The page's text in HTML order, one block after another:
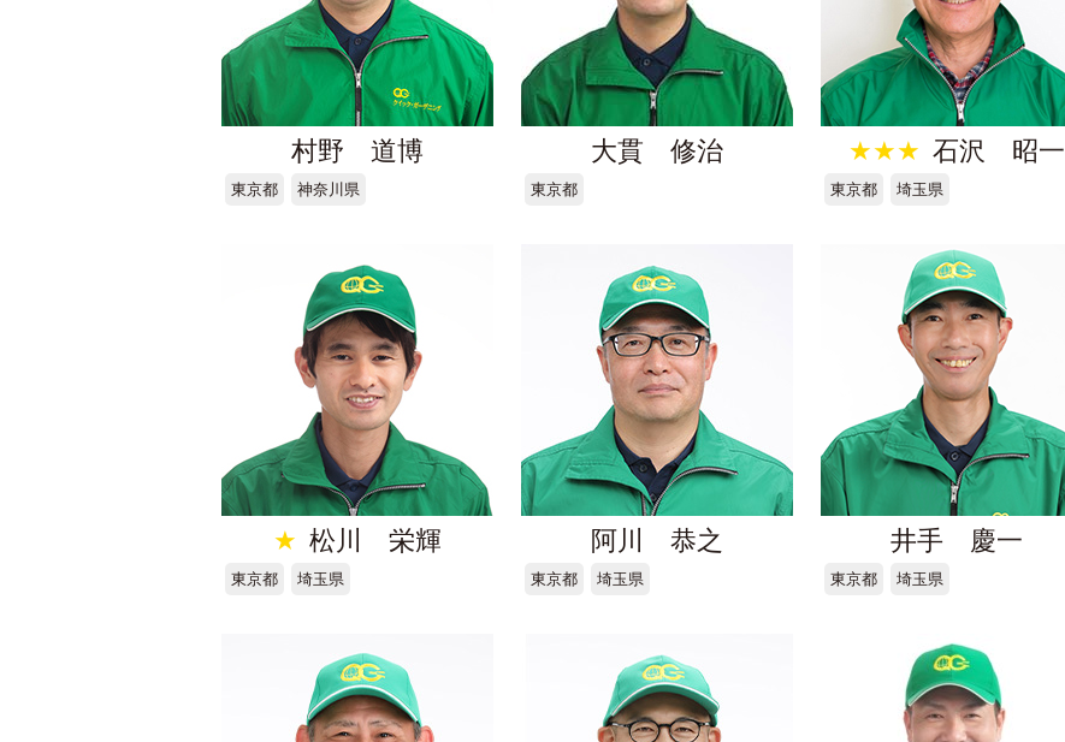
村野 道博
東京都 神奈川県
大貫 修治
東京都
★★★ 石沢 昭一
東京都 埼玉県
★ 松川 栄輝
東京都 埼玉県
阿川 恭之
東京都 埼玉県
井手 慶一
東京都 埼玉県